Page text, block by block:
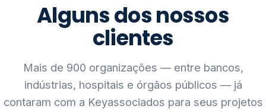
Alguns dos nossos
clientes
Mais de 900 organizações — entre bancos,
indústrias, hospitais e órgãos públicos — já
contaram com a Keyassociados para seus projetos